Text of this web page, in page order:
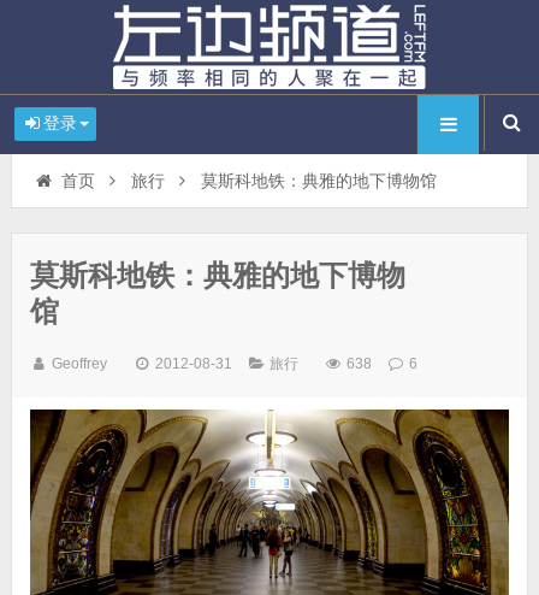
登录
首页 旅行 莫斯科地铁：典雅的地下博物馆
莫斯科地铁：典雅的地下博物
馆
Geoffrey 2012-08-31 旅行 638 6